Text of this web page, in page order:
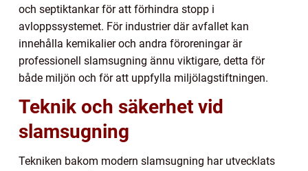
och septiktankar för att förhindra stopp i
avloppssystemet. För industrier där avfallet kan
innehålla kemikalier och andra föroreningar är
professionell slamsugning ännu viktigare, detta för
både miljön och för att uppfylla miljölagstiftningen.
Teknik och säkerhet vid
slamsugning
Tekniken bakom modern slamsugning har utvecklats